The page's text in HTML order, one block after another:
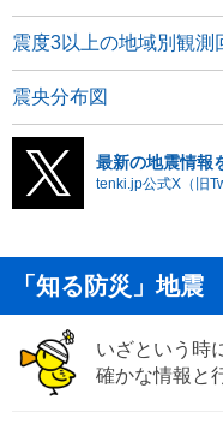
震度3以上の地域別観測
震央分布図
最新の地震情報
tenki.jp公式X（旧
「知る防災」地震
いざという時
確かな情報と